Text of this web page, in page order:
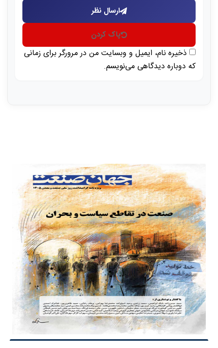
ارسال نظر
پاک کردن
ذخیره نام، ایمیل و وبسایت من در مرورگر برای زمانی
که دوباره دیدگاهی می‌نویسم.